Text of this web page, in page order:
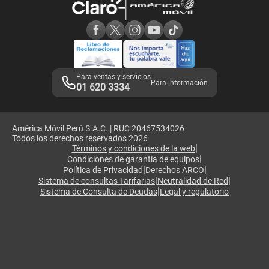
Adquirientes iPhone 6, 6S y SE
Mensaje de Seguridad
Términos y Condiciones de Tienda Claro
Libro de Reclamaciones
Legales de marketplace
Para ventas y servicios
01 620 3334 Para información
América Móvil Perú S.A.C. | RUC 20467534026
Todos los derechos reservados 2026
Términos y condiciones de la web|
Condiciones de garantía de equipos|
Política de Privacidad|Derechos ARCO|
Sistema de consultas Tarifarias|Neutralidad de Red|
Sistema de Consulta de Deudas|Legal y regulatorio